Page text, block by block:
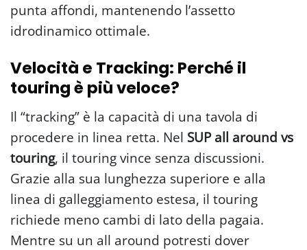
punta affondi, mantenendo l’assetto
idrodinamico ottimale.
Velocità e Tracking: Perché il
touring è più veloce?
Il “tracking” è la capacità di una tavola di
procedere in linea retta. Nel SUP all around vs
touring, il touring vince senza discussioni.
Grazie alla sua lunghezza superiore e alla
linea di galleggiamento estesa, il touring
richiede meno cambi di lato della pagaia.
Mentre su un all around potresti dover